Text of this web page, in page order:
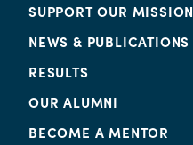
SUPPORT OUR MISSION
NEWS & PUBLICATIONS
RESULTS
OUR ALUMNI
BECOME A MENTOR